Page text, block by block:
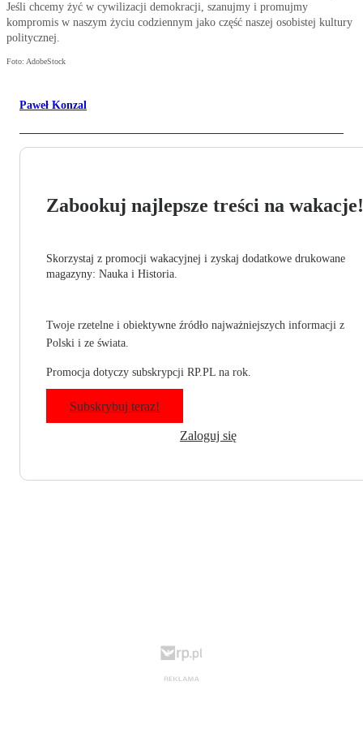
Jeśli chcemy żyć w cywilizacji demokracji, szanujmy i promujmy
kompromis w naszym życiu codziennym jako część naszej osobistej kultury
politycznej.
Foto: AdobeStock
Paweł Konzal
Zabookuj najlepsze treści na wakacje!
Skorzystaj z promocji wakacyjnej i zyskaj dodatkowe drukowane
magazyny: Nauka i Historia.
Twoje rzetelne i obiektywne źródło najważniejszych informacji z
Polski i ze świata.
Promocja dotyczy subskrypcji RP.PL na rok.
Subskrybuj teraz!
Zaloguj się